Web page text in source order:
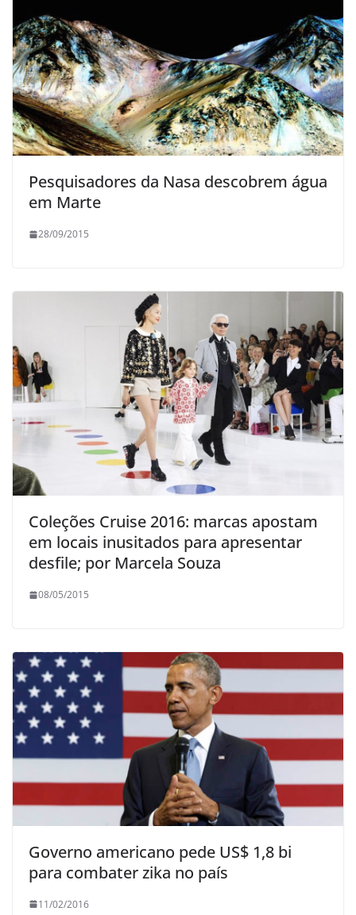
Pesquisadores da Nasa descobrem água
em Marte
28/09/2015
Coleções Cruise 2016: marcas apostam
em locais inusitados para apresentar
desfile; por Marcela Souza
08/05/2015
Governo americano pede US$ 1,8 bi
para combater zika no país
11/02/2016